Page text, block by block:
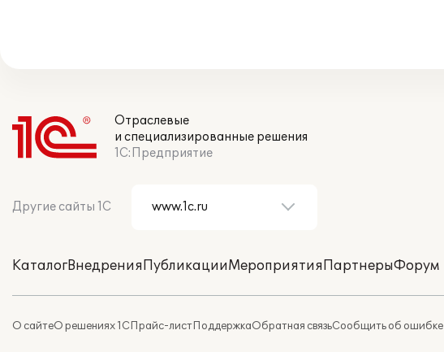
Отраслевые
и специализированные решения
1С:Предприятие
Другие сайты 1С
КаталогВнедренияПубликацииМероприятияПартнерыФорум
О сайтеО решениях 1СПрайс-листПоддержкаОбратная связьСообщить об ошибке